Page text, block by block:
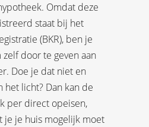
Omdat deze
staat bij het
(BKR), ben je
door te geven aan
Doe je dat niet en
het licht? Dan kan de
per direct opeisen,
je je huis mogelijk moet